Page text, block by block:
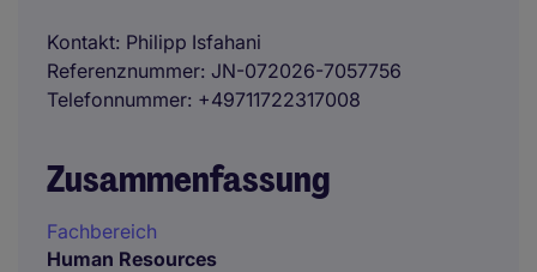
Kontakt Philipp Isfahani
Referenznummer JN-072026-7057756
Telefonnummer +49711722317008
Zusammenfassung
Fachbereich
Human Resources